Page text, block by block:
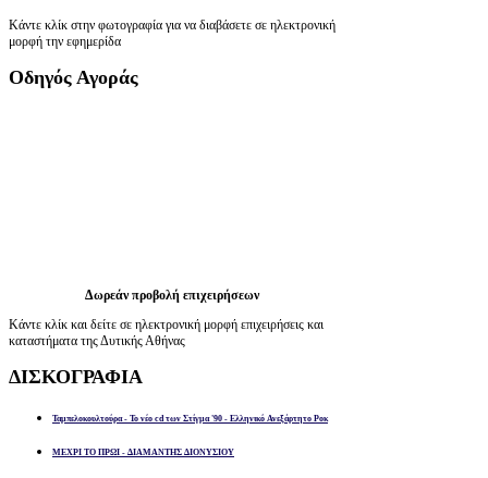
Κάντε κλίκ στην φωτογραφία για να διαβάσετε σε ηλεκτρονική
μορφή την εφημερίδα
Οδηγός Αγοράς
Δωρεάν προβολή επιχειρήσεων
Κάντε κλίκ και δείτε σε ηλεκτρονική μορφή επιχειρήσεις και
καταστήματα της Δυτικής Αθήνας
ΔΙΣΚΟΓΡΑΦΙΑ
Ταμπελοκουλτούρα - Το νέο cd των Στίγμα '90 - Ελληνικό Ανεξάρτητο Ροκ
ΜΕΧΡΙ ΤΟ ΠΡΩΙ - ΔΙΑΜΑΝΤΗΣ ΔΙΟΝΥΣΙΟΥ